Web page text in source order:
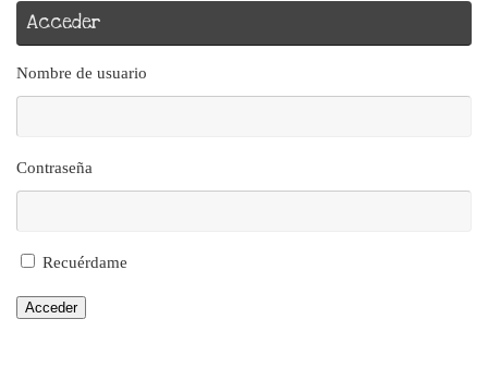
Acceder
Nombre de usuario
Contraseña
Recuérdame
Acceder